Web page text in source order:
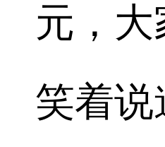
元，
笑着说